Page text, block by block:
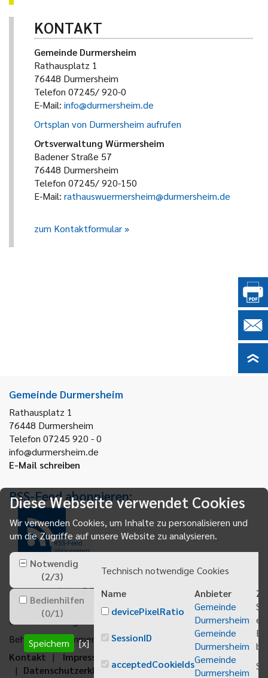
KONTAKT
Gemeinde Durmersheim
Rathausplatz 1
76448 Durmersheim
Telefon 07245/ 920-0
E-Mail: info@durmersheim.de
Ortsplan von Durmersheim aufrufen
Ortsverwaltung Würmersheim
Badener Straße 57
76448 Durmersheim
Telefon 07245/ 920-150
E-Mail: rathauswuermersheim@durmersheim.de
zum Kontaktformular
Gemeinde Durmersheim
Rathausplatz 1
76448 Durmersheim
Telefon 07245 920 - 0
info@durmersheim.de
E-Mail schreiben
RSS-Feed abonnieren:
RSS-Feed
abonnieren
Gemeindeanzeiger abonnieren
Behördenrufnummer 115
Kontakt
Impressum
Datenschutzerklärung
Erklärung zur
Diese Webseite verwendet Cookies
Wir verwenden Cookies, um Inhalte zu personalisieren und
um die Zugriffe auf unsere Website zu analysieren.
Notwendig
(2/3)
Bedienhilfen
(0/1)
Speichern [x]
Technisch notwendige Cookies
Name
Anbieter
devicePixelRatio
Gemeinde
Durmersheim
SessionID
Gemeinde
Durmersheim
acceptedCookieIdsGemeinde
Durmersheim